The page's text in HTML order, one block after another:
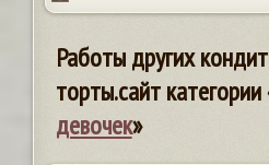
Работы других
торты.сайт категории
девочек»